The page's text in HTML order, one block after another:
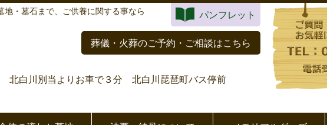
・墓石まで、ご供養に関する事なら パンフレット
葬儀・火葬のご予約・ご相談はこちら
北白川別当よりお車で３分 北白川琵琶町バス停前